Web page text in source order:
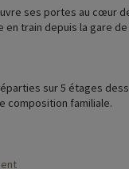
ses portes au cœur
train depuis la gare
composition familiale.
sur les activités à